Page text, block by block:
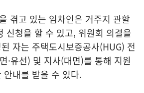
겪고 있는 임차인은 거주지 관할
신청을 할 수 있고, 위원회 의결을
자는 주택도시보증공사(HUG) 전
·유선) 및 지사(대면)를 통해 지원
내를 받을 수 있다.